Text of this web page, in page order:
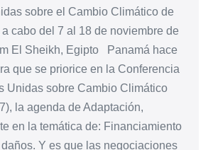
sobre el Cambio Climático de
cabo del 7 al 18 de noviembre de
El Sheikh, Egipto Panamá hace
que se priorice en la Conferencia
Unidas sobre Cambio Climático
la agenda de Adaptación,
en la temática de: Financiamiento
Y es que las negociaciones